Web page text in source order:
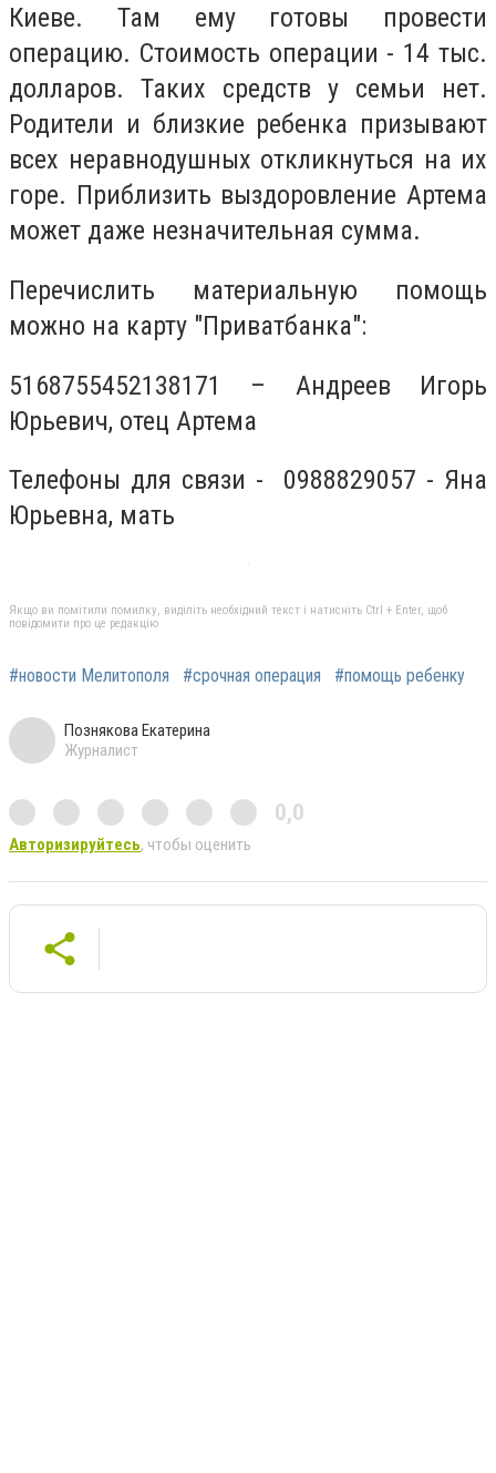
Киеве. Там ему готовы провести
операцию. Стоимость операции - 14 тыс.
долларов. Таких средств у семьи нет.
Родители и близкие ребенка призывают
всех неравнодушных откликнуться на их
горе. Приблизить выздоровление Артема
может даже незначительная сумма.
Перечислить материальную помощь
можно на карту "Приватбанка":
5168755452138171 – Андреев Игорь
Юрьевич, отец Артема
Телефоны для связи - 0988829057 - Яна
Юрьевна, мать
Якщо ви помітили помилку, виділіть необхідний текст і натисніть Ctrl + Enter, щоб
повідомити про це редакцію
#новости Мелитополя #срочная операция #помощь ребенку
Познякова Екатерина
Журналист
0,0
Авторизируйтесь, чтобы оценить